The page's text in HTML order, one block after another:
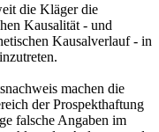
die Kläger die
Kausalität - und
Kausalverlauf - in
machen die
der Prospekthaftung
falsche Angaben im